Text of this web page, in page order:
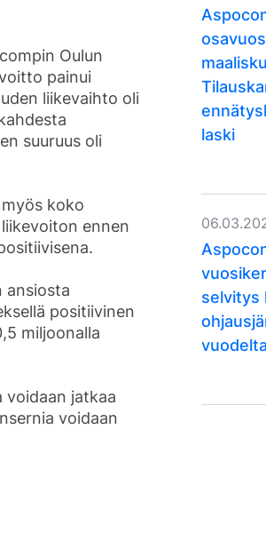
Oulun
painui
liikevaihto oli
suuruus oli
koko
ennen
ansiosta
positiivinen
miljoonalla
jatkaa
voidaan
laski
selvitys